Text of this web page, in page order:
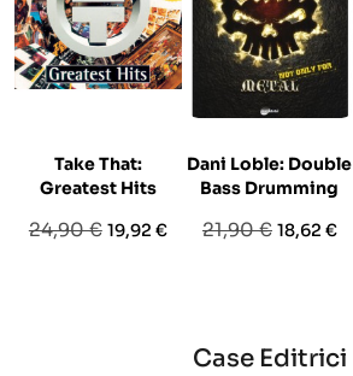
Take That:
Greatest Hits
Prezzo
24,90 € Prezzo
19,92 €
Dani Loble: Double
Bass Drumming
Prezzo
21,90 € Prezzo
18,62 €
Case Editrici